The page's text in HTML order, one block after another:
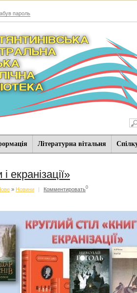
пароль
Літературна вітальня
екранізації»
» Новини | Комментировать0